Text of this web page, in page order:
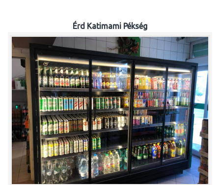
Érd Katimami Pékség